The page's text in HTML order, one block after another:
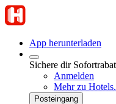
App herunterladen
Sichere dir
Anmelden
Mehr zu
Posteingang